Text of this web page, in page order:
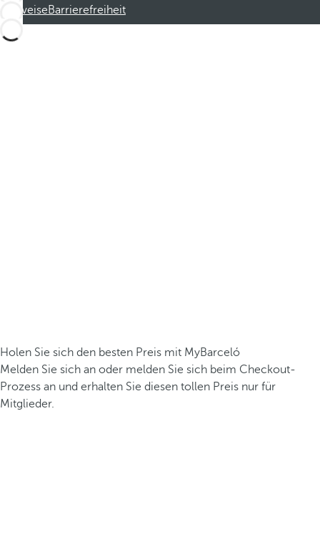
HinweiseBarrierefreiheit
Holen Sie sich den besten Preis mit MyBarceló
Melden Sie sich an oder melden Sie sich beim Checkout-
Prozess an und erhalten Sie diesen tollen Preis nur für
Mitglieder.